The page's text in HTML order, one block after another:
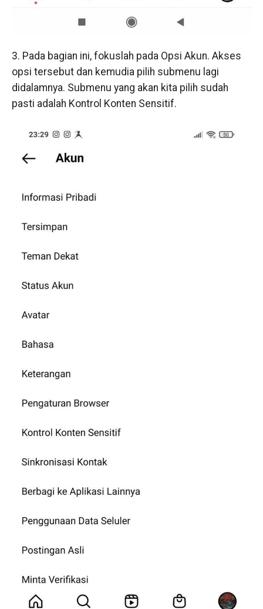
3. Pada bagian ini, fokuslah pada Opsi Akun. Akses
opsi tersebut dan kemudia pilih submenu lagi
didalamnya. Submenu yang akan kita pilih sudah
pasti adalah Kontrol Konten Sensitif.